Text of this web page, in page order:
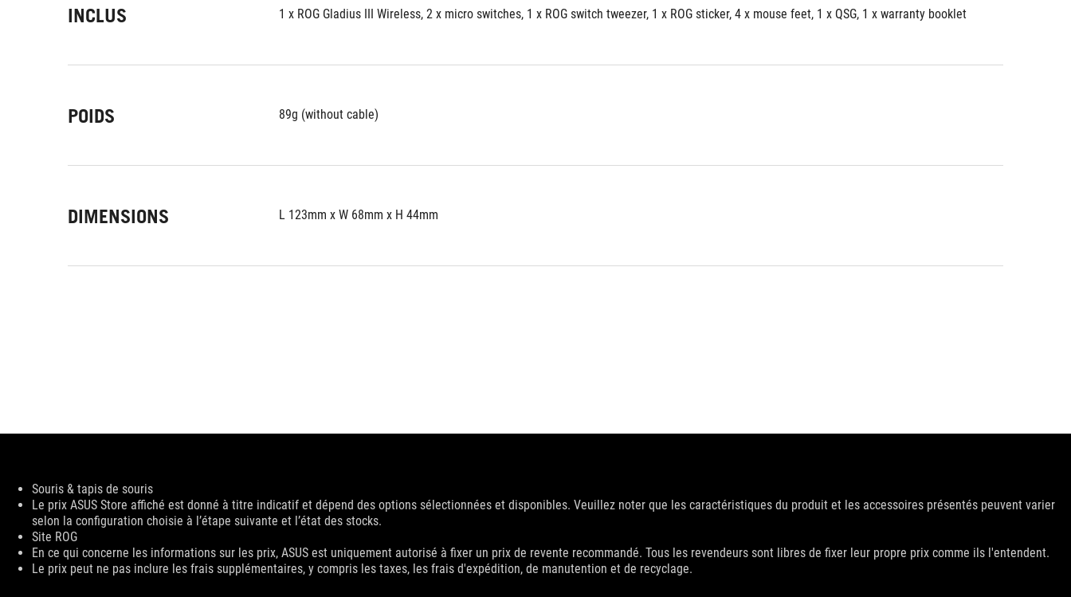
INCLUS 1 x ROG Gladius III Wireless, 2 x micro switches, 1 x ROG switch tweezer, 1 x ROG sticker, 4 x mouse feet, 1 x QSG, 1 x warranty booklet
POIDS 89g (without cable)
DIMENSIONS L 123mm x W 68mm x H 44mm
Disclaimer
Souris & tapis de souris
Le prix ASUS Store affiché est donné à titre indicatif et dépend des options sélectionnées et disponibles. Veuillez noter que les caractéristiques du produit et les accessoires présentés peuvent varier
selon la configuration choisie à l’étape suivante et l’état des stocks.
Site ROG
En ce qui concerne les informations sur les prix, ASUS est uniquement autorisé à fixer un prix de revente recommandé. Tous les revendeurs sont libres de fixer leur propre prix comme ils l'entendent.
Le prix peut ne pas inclure les frais supplémentaires, y compris les taxes, les frais d'expédition, de manutention et de recyclage.